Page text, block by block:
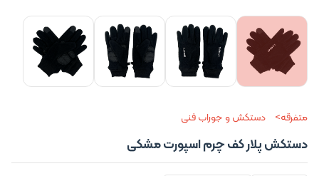
متفرقه دستکش و جوراب فنی
دستکش پلار کف چرم اسپورت مشکی